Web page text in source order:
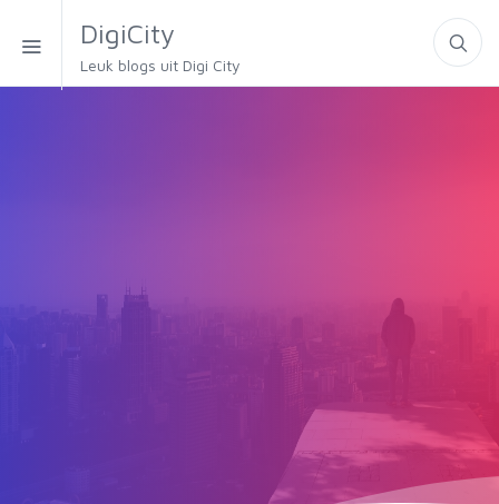
DigiCity
Leuk blogs uit Digi City